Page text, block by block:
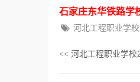
石家庄东华铁路学
河北工程职业学校
<< 河北工程职业学